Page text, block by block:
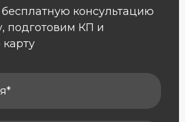
консультацию
подготовим КП и